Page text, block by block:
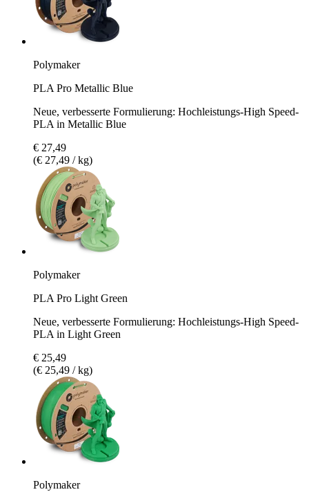
Polymaker
PLA Pro Metallic Blue
Neue, verbesserte Formulierung: Hochleistungs-High Speed-
PLA in Metallic Blue
€ 27,49
(€ 27,49 / kg)
Polymaker
PLA Pro Light Green
Neue, verbesserte Formulierung: Hochleistungs-High Speed-
PLA in Light Green
€ 25,49
(€ 25,49 / kg)
Polymaker